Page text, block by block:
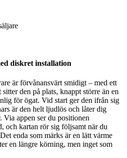
diskret installation
är förvånansvärt smidigt – med ett
den på plats, knappt större än en
för ögat. Vid start ger den ifrån sig
är den helt ljudlös och låter dig
Via appen ser du positionen
och kartan rör sig följsamt när du
enda som märks är en lätt värme
en längre körning, men inget som